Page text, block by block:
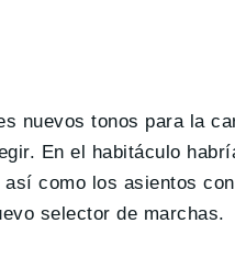
nuevos tonos para la
En el habitáculo
así como los asientos
selector de marchas.